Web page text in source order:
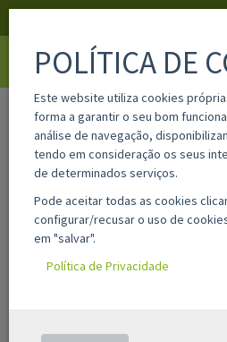
home pesquisa
Filtros
PESQUISAR
PRODUTOS
POLÍTICA DE
Este website utiliza cookies
forma a garantir o seu bom
análise de navegação,
tendo em consideração os seus
de determinados serviços.
Pode aceitar todas as cookies
configurar/recusar o uso de
em "salvar".
Política de Privacidade